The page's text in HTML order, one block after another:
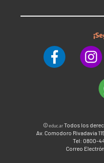
©educ.arTodos los
Av. Comodoro Rivadavia
Tel: 0800-
Correo